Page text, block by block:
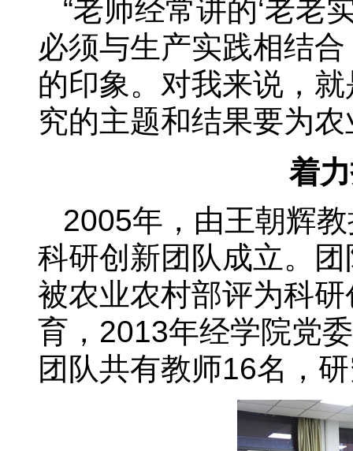
“老师经常讲的‘老老
必须与生产实践相结
的印象。对我来说，
究的主题和结果要为
着
2005年，由王朝辉
科研创新团队成立。
被农业农村部评为科
育，2013年经学院党
团队共有教师16名，